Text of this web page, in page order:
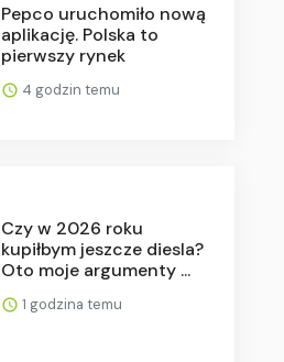
Pepco uruchomiło nową
aplikację. Polska to
pierwszy rynek
4 godzin temu
Czy w 2026 roku
kupiłbym jeszcze diesla?
Oto moje argumenty ...
1 godzina temu